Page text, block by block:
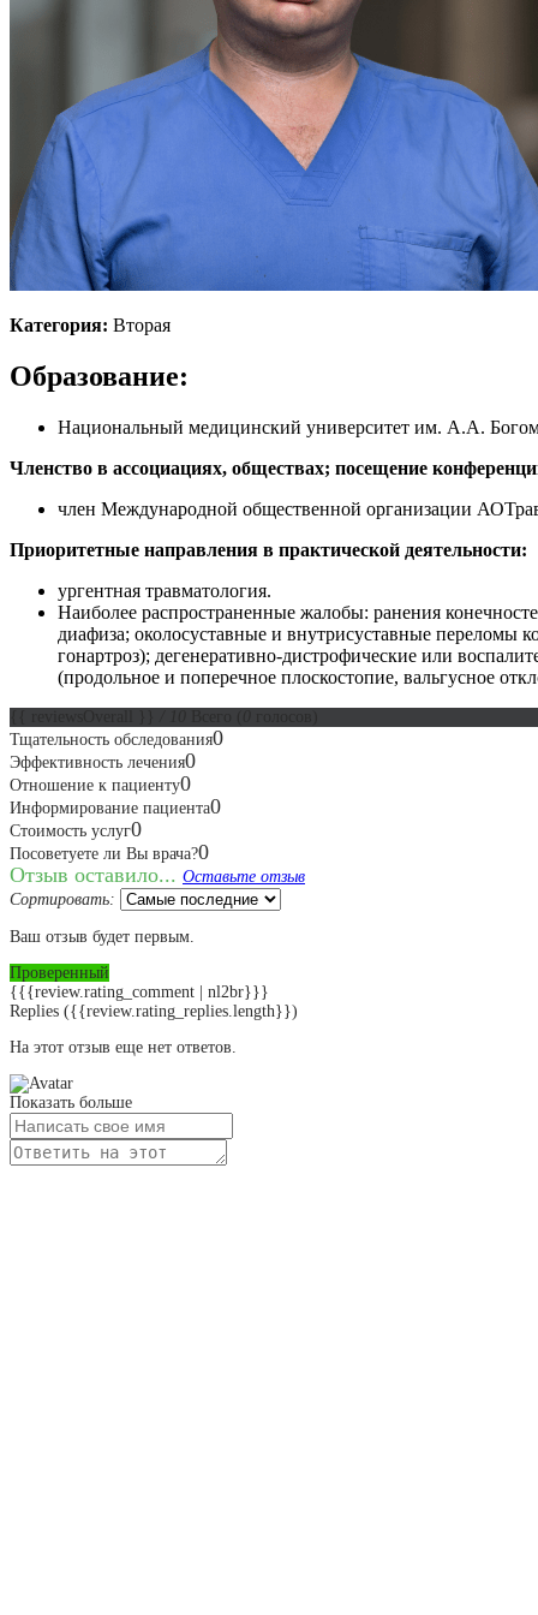
Категория: Вторая
Образование:
Национальный медицинский университет им. А.А.
Членство в ассоциациях, обществах; посещение
член Международной общественной организации
Приоритетные направления в практической деятельности:
ургентная травматология.
Наиболее распространенные жалобы: ранения
диафиза; околосуставные и внутрисуставные переломы
гонартроз); дегенеративно-дистрофические или
(продольное и поперечное плоскостопие, вальгусное
Тщательность обследования0
Эффективность лечения0
Отношение к пациенту0
Информирование пациента0
Стоимость услуг0
Посоветуете ли Вы врача?0
Отзыв оставило... Оставьте отзыв
Сортировать:
Ваш отзыв будет первым.
Проверенный
{{{review.rating_comment | nl2br}}}
Replies ({{review.rating_replies.length}})
На этот отзыв еще нет ответов.
Показать больше